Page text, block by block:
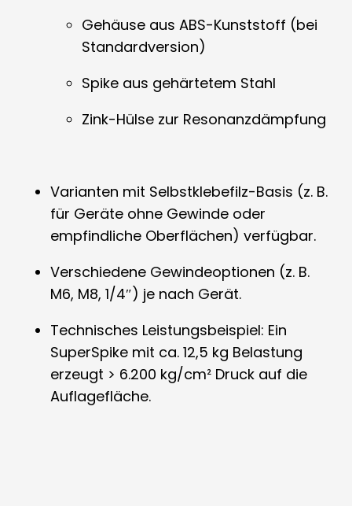
Gehäuse aus ABS-Kunststoff (bei
Standardversion)
Spike aus gehärtetem Stahl
Zink-Hülse zur Resonanzdämpfung
Varianten mit Selbstklebefilz-Basis (z. B.
für Geräte ohne Gewinde oder
empfindliche Oberflächen) verfügbar.
Verschiedene Gewindeoptionen (z. B.
M6, M8, 1/4″) je nach Gerät.
Technisches Leistungsbeispiel: Ein
SuperSpike mit ca. 12,5 kg Belastung
erzeugt > 6.200 kg/cm² Druck auf die
Auflagefläche.